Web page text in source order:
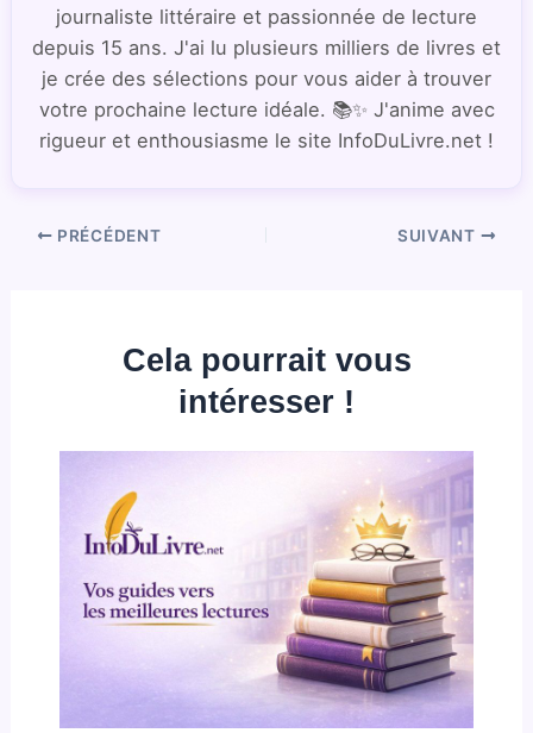
journaliste littéraire et passionnée de lecture
depuis 15 ans. J'ai lu plusieurs milliers de livres et
je crée des sélections pour vous aider à trouver
votre prochaine lecture idéale. 📚✨ J'anime avec
rigueur et enthousiasme le site InfoDuLivre.net !
PRÉCÉDENT SUIVANT
Cela pourrait vous
intéresser !